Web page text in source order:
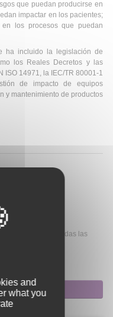
que puedan producirse en
impactar en los pacientes;
los procesos que puedan
ha incluido la legislación de
los Reales Decretos y las
ISO 14971, la IEC/TR 80001-1
de impacto de equipos
y mantenimiento de productos
al día de todas las
and
what you